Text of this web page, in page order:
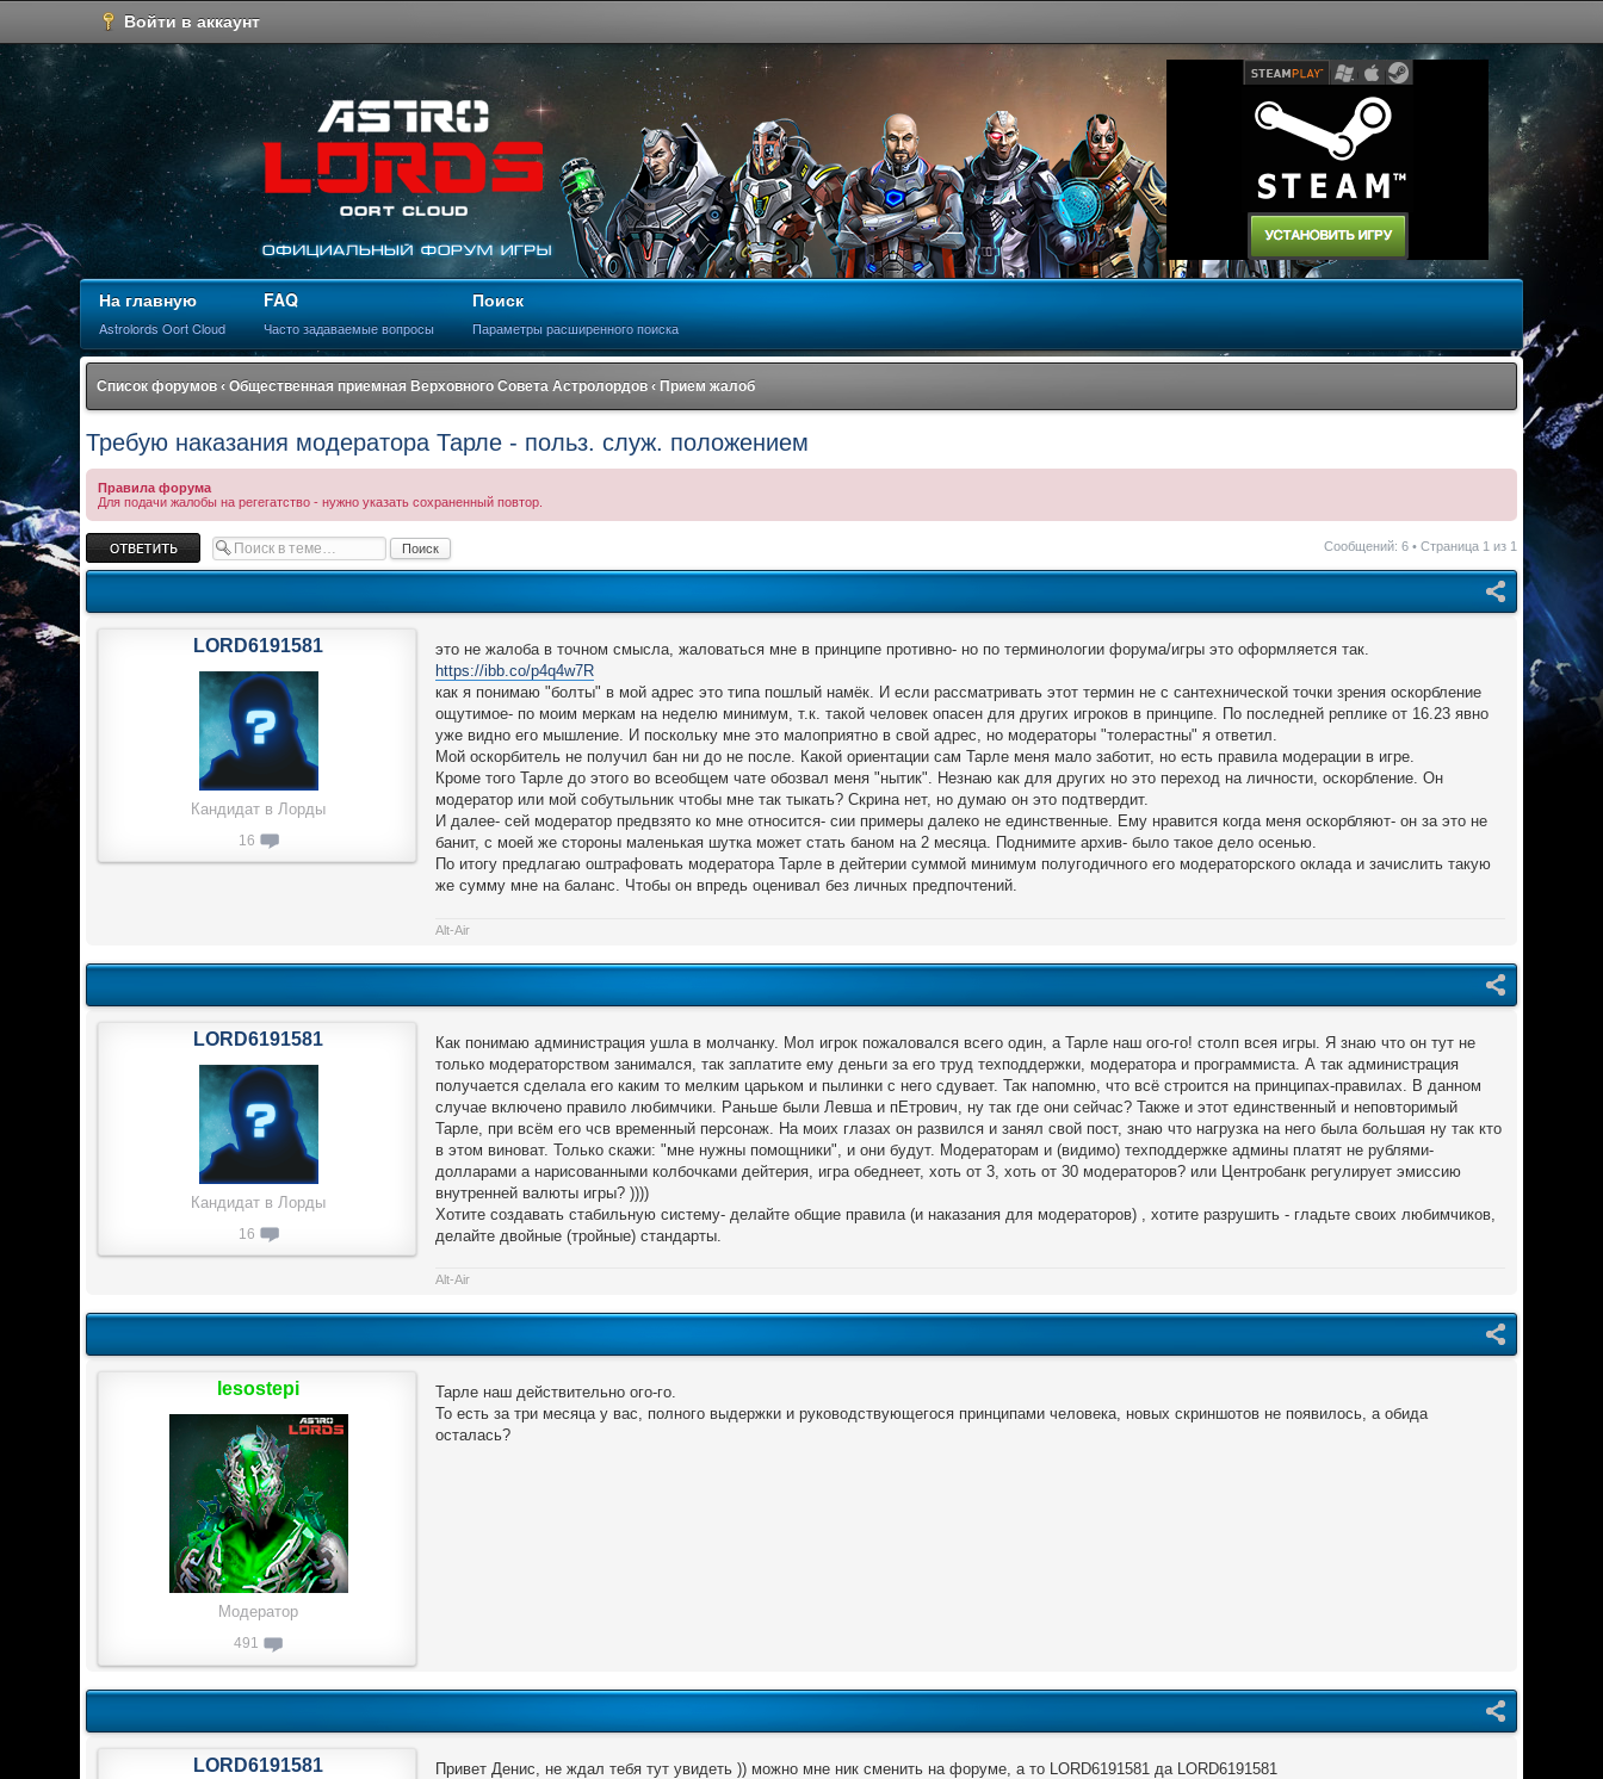
Войти в аккаунт
На главную
Astrolords Oort Cloud
FAQ
Часто задаваемые вопросы
Поиск
Параметры расширенного поиска
Список форумов ‹ Общественная приемная Верховного Совета Астролордов ‹ Прием жалоб
Требую наказания модератора Тарле - польз. служ. положением
Правила форума
Для подачи жалобы на регегатство - нужно указать сохраненный повтор.
Ответить Сообщений: 6 • Страница 1 из 1
это не жалоба в точном смысла, жаловаться мне в принципе противно- но по терминологии форума/игры это оформляется так.
https://ibb.co/p4q4w7R
как я понимаю "болты" в мой адрес это типа пошлый намёк. И если рассматривать этот термин не с сантехнической точки зрения оскорбление
ощутимое- по моим меркам на неделю минимум, т.к. такой человек опасен для других игроков в принципе. По последней реплике от 16.23 явно
уже видно его мышление. И поскольку мне это малоприятно в свой адрес, но модераторы "толерастны" я ответил.
Мой оскорбитель не получил бан ни до не после. Какой ориентации сам Тарле меня мало заботит, но есть правила модерации в игре.
Кроме того Тарле до этого во всеобщем чате обозвал меня "нытик". Незнаю как для других но это переход на личности, оскорбление. Он
модератор или мой собутыльник чтобы мне так тыкать? Скрина нет, но думаю он это подтвердит.
И далее- сей модератор предвзято ко мне относится- сии примеры далеко не единственные. Ему нравится когда меня оскорбляют- он за это не
банит, с моей же стороны маленькая шутка может стать баном на 2 месяца. Поднимите архив- было такое дело осенью.
По итогу предлагаю оштрафовать модератора Тарле в дейтерии суммой минимум полугодичного его модераторского оклада и зачислить такую
же сумму мне на баланс. Чтобы он впредь оценивал без личных предпочтений.
Alt-Air
LORD6191581
Кандидат в Лорды
16
Как понимаю администрация ушла в молчанку. Мол игрок пожаловался всего один, а Тарле наш ого-го! столп всея игры. Я знаю что он тут не
только модераторством занимался, так заплатите ему деньги за его труд техподдержки, модератора и программиста. А так администрация
получается сделала его каким то мелким царьком и пылинки с него сдувает. Так напомню, что всё строится на принципах-правилах. В данном
случае включено правило любимчики. Раньше были Левша и пЕтрович, ну так где они сейчас? Также и этот единственный и неповторимый
Тарле, при всём его чсв временный персонаж. На моих глазах он развился и занял свой пост, знаю что нагрузка на него была большая ну так кто
в этом виноват. Только скажи: "мне нужны помощники", и они будут. Модераторам и (видимо) техподдержке админы платят не рублями-
долларами а нарисованными колбочками дейтерия, игра обеднеет, хоть от 3, хоть от 30 модераторов? или Центробанк регулирует эмиссию
внутренней валюты игры? ))))
Хотите создавать стабильную систему- делайте общие правила (и наказания для модераторов) , хотите разрушить - гладьте своих любимчиков,
делайте двойные (тройные) стандарты.
Alt-Air
LORD6191581
Кандидат в Лорды
16
Тарле наш действительно ого-го.
То есть за три месяца у вас, полного выдержки и руководствующегося принципами человека, новых скриншотов не появилось, а обида
осталась?
lesostepi
Модератор
491
Привет Денис, не ждал тебя тут увидеть )) можно мне ник сменить на форуме, а то LORD6191581 да LORD6191581
LORD6191581